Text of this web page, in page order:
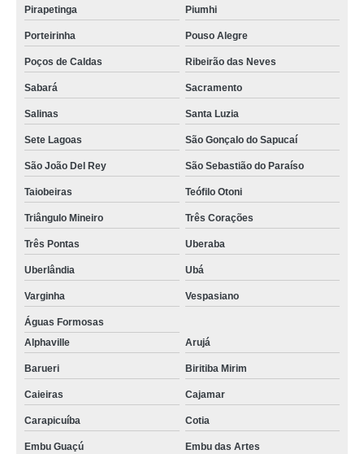
Pirapetinga Piumhi
Porteirinha Pouso Alegre
Poços de Caldas Ribeirão das Neves
Sabará Sacramento
Salinas Santa Luzia
Sete Lagoas São Gonçalo do Sapucaí
São João Del Rey São Sebastião do Paraíso
Taiobeiras Teófilo Otoni
Triângulo Mineiro Três Corações
Três Pontas Uberaba
Uberlândia Ubá
Varginha Vespasiano
Águas Formosas
Alphaville
Arujá
Barueri Biritiba Mirim
Caieiras Cajamar
Carapicuíba Cotia
Embu Guaçú Embu das Artes